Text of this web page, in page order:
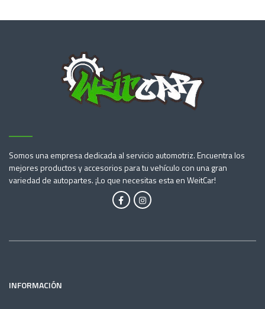
Somos una empresa dedicada al servicio automotriz. Encuentra los
mejores productos y accesorios para tu vehículo con una gran
variedad de autopartes. ¡Lo que necesitas esta en WeitCar!
INFORMACIÓN